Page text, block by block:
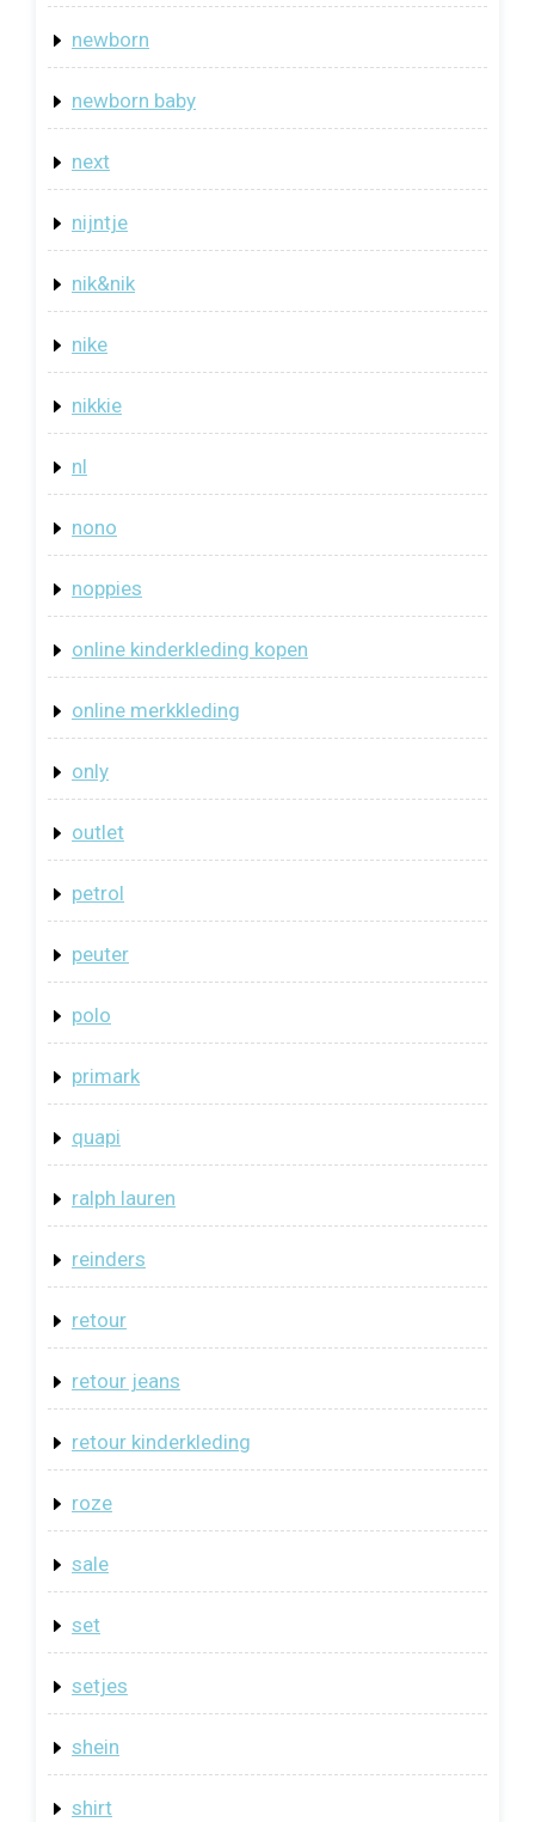
newborn
newborn baby
next
nijntje
nik&nik
nike
nikkie
nl
nono
noppies
online kinderkleding kopen
online merkkleding
only
outlet
petrol
peuter
polo
primark
quapi
ralph lauren
reinders
retour
retour jeans
retour kinderkleding
roze
sale
set
setjes
shein
shirt